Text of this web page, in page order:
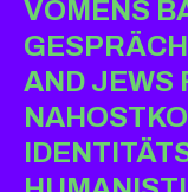
VOMENS
AND JEWS